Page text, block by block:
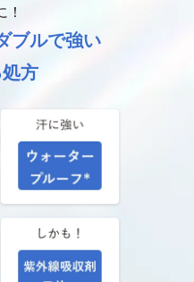
！
ブルで強い
方